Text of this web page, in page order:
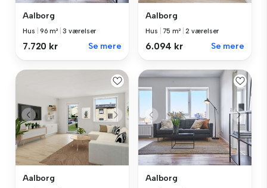
Aalborg
Hus |96 m² |3 værelser
7.720 kr Se mere
Aalborg
Hus |75 m² |2 værelser
6.094 kr Se mere
Aalborg Aalborg